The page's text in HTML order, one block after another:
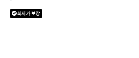
최저가 보장